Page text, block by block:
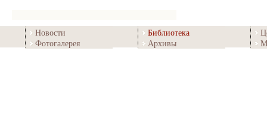
Новости
Фотогалерея
Библиотека
Архивы